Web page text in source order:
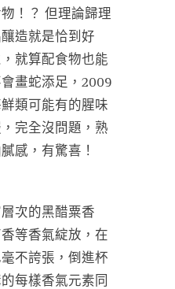
！？ 但理論歸理
造就是恰到好
就算配食物也能
畫蛇添足，2009
類可能有的腥味
完全沒問題，熟
感，有驚喜！
次的黑醋粟香
等香氣綻放，在
不誇張，倒進杯
每樣香氣元素同